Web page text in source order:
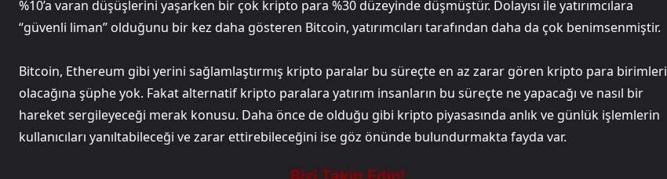
%10’a varan düşüşlerini yaşarken bir çok kripto para %30 düzeyinde düşmüştür. Dolayısı ile yatırımcılara
“güvenli liman” olduğunu bir kez daha gösteren Bitcoin, yatırımcıları tarafından daha da çok benimsenmiştir.
Bitcoin, Ethereum gibi yerini sağlamlaştırmış kripto paralar bu süreçte en az zarar gören kripto para birimleri
olacağına şüphe yok. Fakat alternatif kripto paralara yatırım insanların bu süreçte ne yapacağı ve nasıl bir
hareket sergileyeceği merak konusu. Daha önce de olduğu gibi kripto piyasasında anlık ve günlük işlemlerin
kullanıcıları yanıltabileceği ve zarar ettirebileceğini ise göz önünde bulundurmakta fayda var.